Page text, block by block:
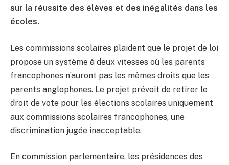
sur la réussite des élèves et des inégalités dans les
écoles.
Les commissions scolaires plaident que le projet de loi
propose un système à deux vitesses où les parents
francophones n’auront pas les mêmes droits que les
parents anglophones. Le projet prévoit de retirer le
droit de vote pour les élections scolaires uniquement
aux commissions scolaires francophones, une
discrimination jugée inacceptable.
En commission parlementaire, les présidences des